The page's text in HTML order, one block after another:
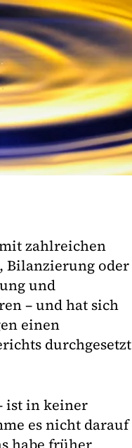
zahlreichen
Bilanzierung oder
und
– und hat sich
einen
durchgesetzt
ist in keiner
es nicht darauf